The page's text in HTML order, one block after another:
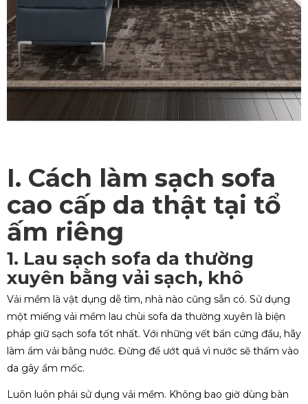
I. Cách làm sạch sofa
cao cấp da thật tại tổ
ấm riêng
1. Lau sạch sofa da thường
xuyên bằng vải sạch, khô
Vải mềm là vật dụng dễ tìm, nhà nào cũng sẵn có. Sử dụng
một miếng vải mềm lau chùi sofa da thường xuyên là biện
pháp giữ sạch sofa tốt nhất. Với những vết bẩn cứng đầu, hãy
làm ẩm vải bằng nước. Đừng để ướt quá vì nước sẽ thấm vào
da gây ẩm mốc.
Luôn luôn phải sử dụng vải mềm. Không bao giờ dùng bàn